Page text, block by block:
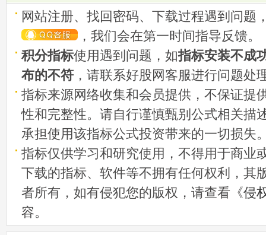
网站注册、找回密码、下载过程遇到问题
，我们会在第一时间指导反馈。
积分指标使用遇到问题，如指标安装不成
布的不符 ，请联系好股网客服进行问题处
指标来源网络收集和会员提供，不保证提
性和完整性。请自行谨慎甄别公式相关描
承担使用该指标公式投资带来的一切损失
指标仅供学习和研究使用，不得用于商业
下载的指标、软件等不拥有任何权利，其
者所有，如有侵犯您的版权，请查看《侵
容。